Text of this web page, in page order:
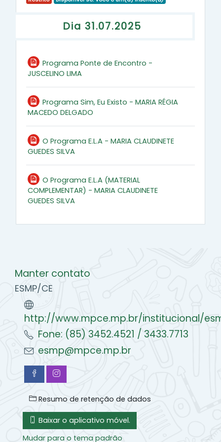
Dia 31.07.2025
Programa Ponte de Encontro -
JUSCELINO LIMAArquivo
Programa Sim, Eu Existo - MARIA RÉGIA
MACEDO DELGADOArquivo
O Programa E.L.A - MARIA CLAUDINETE
GUEDES SILVAArquivo
O Programa E.L.A (MATERIAL
COMPLEMENTAR) - MARIA CLAUDINETE
GUEDES SILVAArquivo
Manter contato
ESMP/CE
http://www.mpce.mp.br/institucional/
Fone: (85) 3452.4521 / 3433.7713
esmp@mpce.mp.br
Resumo de retenção de dados
Baixar o aplicativo móvel.
Mudar para o tema padrão